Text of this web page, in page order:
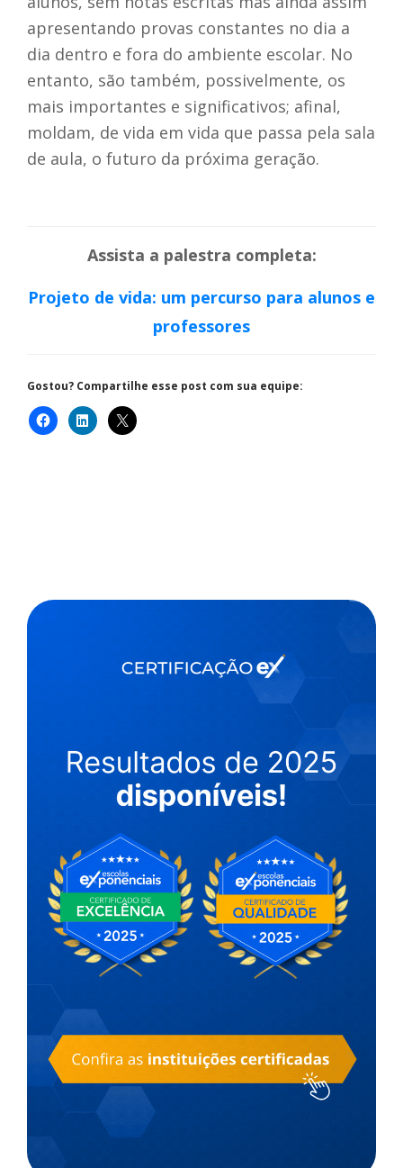
apresentando provas constantes no dia a
dia dentro e fora do ambiente escolar. No
entanto, são também, possivelmente, os
mais importantes e significativos; afinal,
moldam, de vida em vida que passa pela sala
de aula, o futuro da próxima geração.
Assista a palestra completa:
Projeto de vida: um percurso para alunos e
professores
Gostou? Compartilhe esse post com sua equipe: